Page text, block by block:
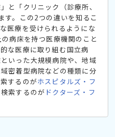
と「クリニック（診療所、
す。この2つの違いを知るこ
医療を受けられるようにな
病床を持つ医療機関のこと
な医療に取り組む国立病
いった大規模病院や、地域
密着型病院などの種類に分
するのがホスピタルズ・フ
索するのが ドクターズ・フ